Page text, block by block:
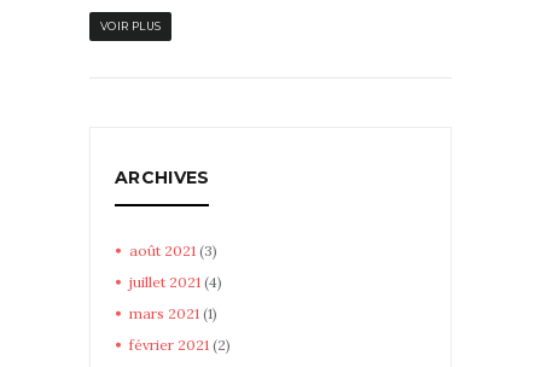
VOIR PLUS
ARCHIVES
août 2021 (3)
juillet 2021 (4)
mars 2021 (1)
février 2021 (2)